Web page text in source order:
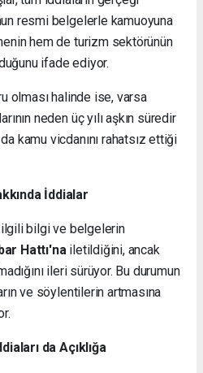
resmi belgelerle kamuoyuna
hem de turizm sektörünün
ifade ediyor.
olması halinde ise, varsa
neden üç yılı aşkın süredir
kamu vicdanını rahatsız ettiği
İddialar
bilgi ve belgelerin
Hattı'na iletildiğini, ancak
ileri sürüyor. Bu durumun
ve söylentilerin artmasına
da Açıklığa